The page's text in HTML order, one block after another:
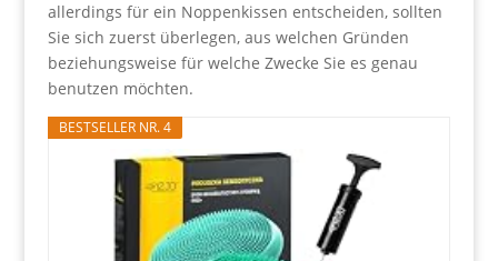
allerdings für ein Noppenkissen entscheiden, sollten
Sie sich zuerst überlegen, aus welchen Gründen
beziehungsweise für welche Zwecke Sie es genau
benutzen möchten.
BESTSELLER NR. 4